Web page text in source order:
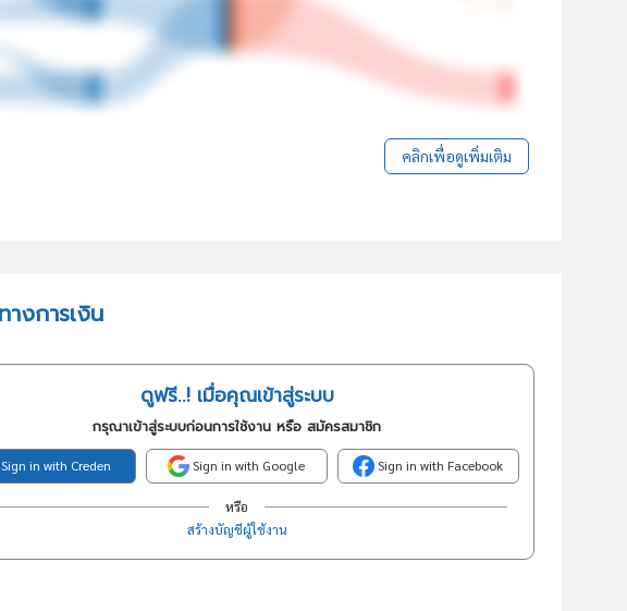
คลิกเพื่อดูเพิ่มเติม
างการเงิน
ดูฟรี..! เมื่อคุณเข้าสู่ระบบ
กรุณาเข้าสู่ระบบก่อนการใช้งาน หรือ สมัครสมาชิก
in with Creden Sign in with Google Sign in with Facebook
หรือ
สร้างบัญชีผู้ใช้งาน